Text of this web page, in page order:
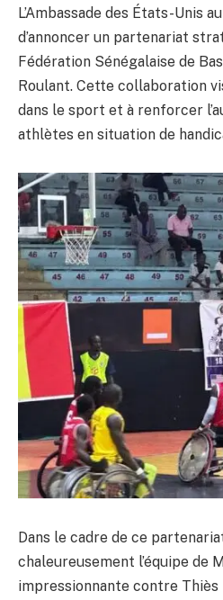
L’Ambassade des États-Unis
d’annoncer un partenariat
Fédération Sénégalaise de
Roulant. Cette collaboration
dans le sport et à renforcer
athlètes en situation de
Dans le cadre de ce
chaleureusement l’équipe de
impressionnante contre